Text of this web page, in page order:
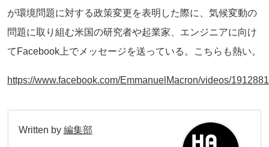
が環境問題に対する政策変更を表明した際に、気候変動の
問題に取り組む米国の研究者や起業家、エンジニアに向け
てFacebook上でメッセージを送っている。こちらも熱い。
https://www.facebook.com/EmmanuelMacron/videos/
Written by 編集部